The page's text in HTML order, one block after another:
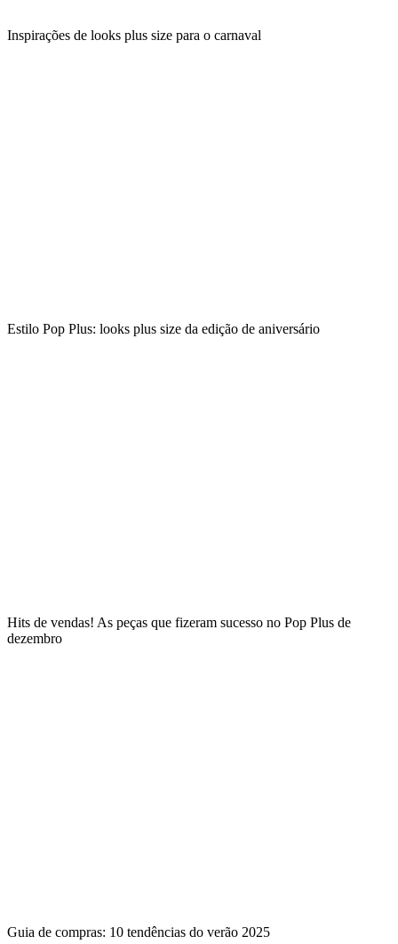
Inspirações de looks plus size para o carnaval
Estilo Pop Plus: looks plus size da edição de aniversário
Hits de vendas! As peças que fizeram sucesso no Pop Plus de
dezembro
Guia de compras: 10 tendências do verão 2025